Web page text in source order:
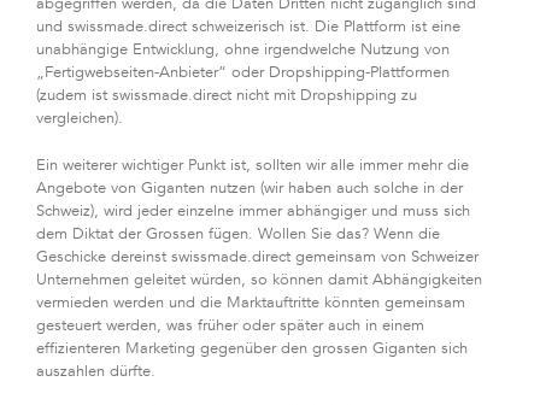
und swissmade.direct schweizerisch ist. Die Plattform ist eine
unabhängige Entwicklung, ohne irgendwelche Nutzung von
„Fertigwebseiten-Anbieter“ oder Dropshipping-Plattformen
(zudem ist swissmade.direct nicht mit Dropshipping zu
vergleichen).
Ein weiterer wichtiger Punkt ist, sollten wir alle immer mehr die
Angebote von Giganten nutzen (wir haben auch solche in der
Schweiz), wird jeder einzelne immer abhängiger und muss sich
dem Diktat der Grossen fügen. Wollen Sie das? Wenn die
Geschicke dereinst swissmade.direct gemeinsam von Schweizer
Unternehmen geleitet würden, so können damit Abhängigkeiten
vermieden werden und die Marktauftritte könnten gemeinsam
gesteuert werden, was früher oder später auch in einem
effizienteren Marketing gegenüber den grossen Giganten sich
auszahlen dürfte.